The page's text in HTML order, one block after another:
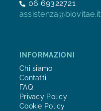
06 69322721
assistenza@biovitae.it
INFORMAZIONI
Chi siamo
Contatti
FAQ
Privacy Policy
Cookie Policy